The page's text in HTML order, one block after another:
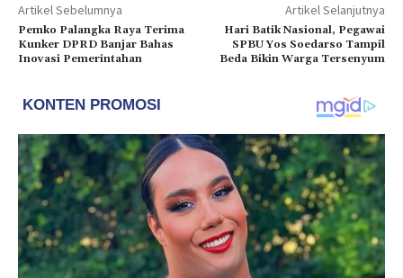
Artikel Sebelumnya
Pemko Palangka Raya Terima
Kunker DPRD Banjar Bahas
Inovasi Pemerintahan
Artikel Selanjutnya
Hari Batik Nasional, Pegawai
SPBU Yos Soedarso Tampil
Beda Bikin Warga Tersenyum